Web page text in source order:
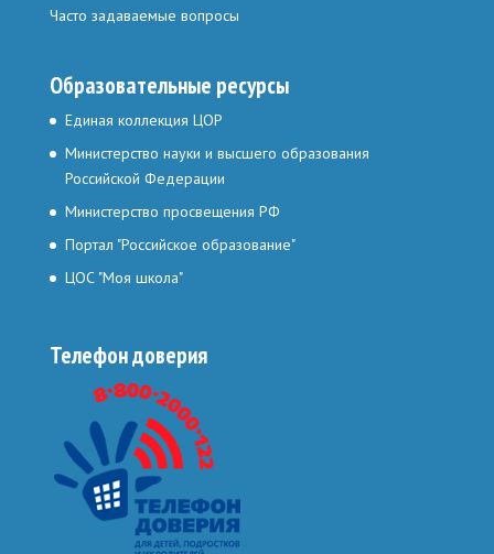
Часто задаваемые вопросы
Образовательные ресурсы
Единая коллекция ЦОР
Министерство науки и высшего образования
Российской Федерации
Министерство просвещения РФ
Портал "Российское образование"
ЦОС "Моя школа"
Телефон доверия